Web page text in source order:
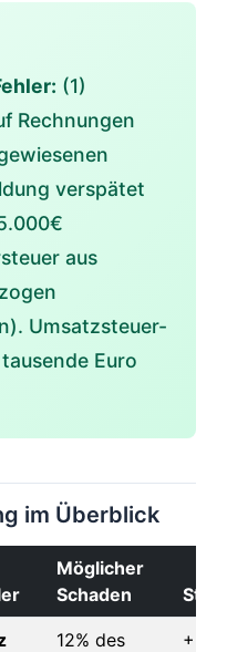
(1)
Rechnungen
verspätet
aus
Umsatzsteuer-
Euro
im Überblick
Möglicher
Schaden
12% des
+